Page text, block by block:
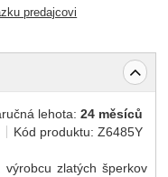
predajcovi
lehota:24 měsíců
Kód produktu:Z6485Y
zlatých šperkov